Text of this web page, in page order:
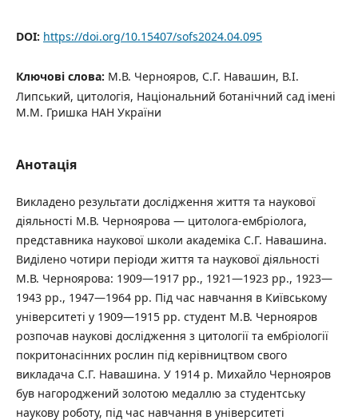
DOI: https://doi.org/10.15407/sofs2024.04.095
Ключові слова: М.В. Чернояров, С.Г. Навашин, В.І.
Липський, цитологія, Національний ботанічний сад імені
М.М. Гришка НАН України
Анотація
Викладено результати дослідження життя та наукової
діяльності М.В. Черноярова — цитолога-ембріолога,
представника наукової школи академіка С.Г. Навашина.
Виділено чотири періоди життя та наукової діяльності
М.В. Черноярова: 1909—1917 рр., 1921—1923 рр., 1923—
1943 рр., 1947—1964 рр. Під час навчання в Київському
університеті у 1909—1915 рр. студент М.В. Чернояров
розпочав наукові дослідження з цитології та ембріології
покритонасінних рослин під керівництвом свого
викладача С.Г. Навашина. У 1914 р. Михайло Чернояров
був нагороджений золотою медаллю за студентську
наукову роботу, під час навчання в університеті